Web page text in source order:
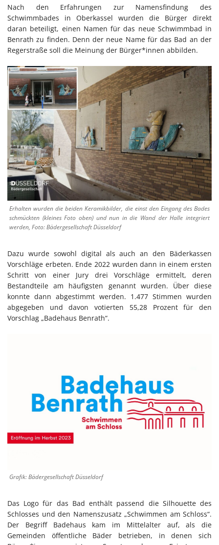
Nach den Erfahrungen zur Namensfindung des
Schwimmbades in Oberkassel wurden die Bürger direkt
daran beteiligt, einen Namen für das neue Schwimmbad in
Benrath zu finden. Denn der neue Name für das Bad an der
Regerstraße soll die Meinung der Bürger*innen abbilden.
Erhalten wurden die beiden Keramikbilder, die einst den Eingang des Bades
schmückten (kleines Foto oben) und nun in die Wand der Halle integriert
werden, Foto: Bädergesellschaft Düsseldorf
Dazu wurde sowohl digital als auch an den Bäderkassen
Vorschläge erbeten. Ende 2022 wurden dann in einem ersten
Schritt von einer Jury drei Vorschläge ermittelt, deren
Bestandteile am häufigsten genannt wurden. Über diese
konnte dann abgestimmt werden. 1.477 Stimmen wurden
abgegeben und davon votierten 55,28 Prozent für den
Vorschlag „Badehaus Benrath“.
Grafik: Bädergesellschaft Düsseldorf
Das Logo für das Bad enthält passend die Silhouette des
Schlosses und den Namenszusatz „Schwimmen am Schloss“.
Der Begriff Badehaus kam im Mittelalter auf, als die
Gemeinden öffentliche Bäder betrieben, in denen sich